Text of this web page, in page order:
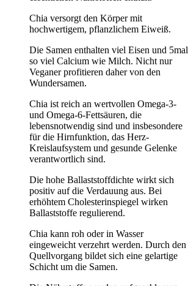
Chia versorgt den Körper mit
hochwertigem, pflanzlichem Eiweiß.
Die Samen enthalten viel Eisen und 5mal
so viel Calcium wie Milch. Nicht nur
Veganer profitieren daher von den
Wundersamen.
Chia ist reich an wertvollen Omega-3-
und Omega-6-Fettsäuren, die
lebensnotwendig sind und insbesondere
für die Hirnfunktion, das Herz-
Kreislaufsystem und gesunde Gelenke
verantwortlich sind.
Die hohe Ballaststoffdichte wirkt sich
positiv auf die Verdauung aus. Bei
erhöhtem Cholesterinspiegel wirken
Ballaststoffe regulierend.
Chia kann roh oder in Wasser
eingeweicht verzehrt werden. Durch den
Quellvorgang bildet sich eine gelartige
Schicht um die Samen.